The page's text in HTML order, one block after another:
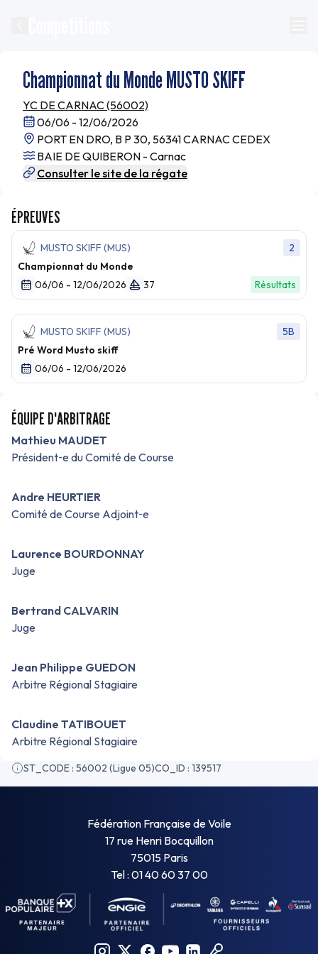
Championnat du Monde MUSTO SKIFF
YC DE CARNAC (56002)
06/06 - 12/06/2026
PORT EN DRO, B P 30, 56341 CARNAC CEDEX
BAIE DE QUIBERON - Carnac
Consulter le site de la régate
ÉPREUVES
MUSTO SKIFF (MUS)
2
Championnat du Monde
06/06 - 12/06/2026
37 Résultats
MUSTO SKIFF (MUS)
5B
Pré Word Musto skiff
06/06 - 12/06/2026
ÉQUIPE D'ARBITRAGE
Mathieu MAUDET
Président‑e du Comité de Course
Andre HEURTIER
Comité de Course Adjoint‑e
Laurence BOURDONNAY
Juge
Bertrand CALVARIN
Juge
Jean Philippe GUEDON
Arbitre Régional Stagiaire
Claudine TATIBOUET
Arbitre Régional Stagiaire
ST_CODE : 56002 (Ligue 05)CO_ID : 139517
Fédération Française de Voile
17 rue Henri Bocquillon
75015 Paris
Tel : 01 40 60 37 00